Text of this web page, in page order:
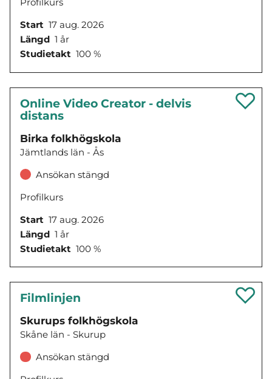
Start 17 aug. 2026
Längd 1 år
Studietakt 100 %
Online Video Creator - delvis
distans
Birka folkhögskola
Jämtlands län - Ås
Ansökan stängd
Profilkurs
Start 17 aug. 2026
Längd 1 år
Studietakt 100 %
Filmlinjen
Skurups folkhögskola
Skåne län - Skurup
Ansökan stängd